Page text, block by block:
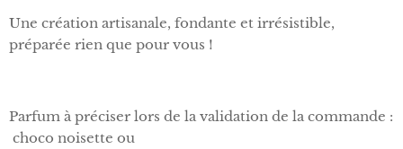
Une création artisanale, fondante et irrésistible,
préparée rien que pour vous !
Parfum à préciser lors de la validation de la commande :
choco noisette ou